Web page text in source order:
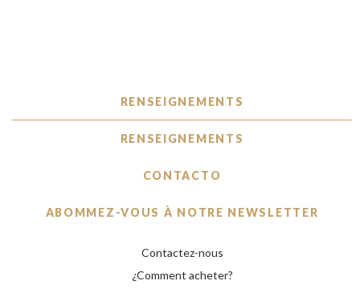
RENSEIGNEMENTS
RENSEIGNEMENTS
CONTACTO
ABOMMEZ-VOUS À NOTRE NEWSLETTER
Contactez-nous
¿Comment acheter?